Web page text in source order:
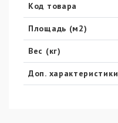
Код товара
Площадь (м2)
Вес (кг)
Доп. характеристики